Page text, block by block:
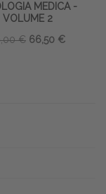
MEDICA -
VOLUME 2
€ 66,50 €